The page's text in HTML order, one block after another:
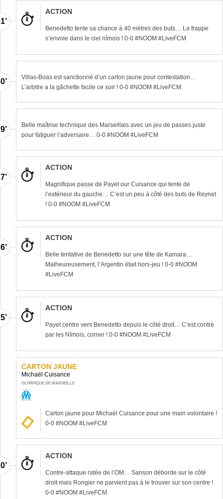
ACTION
Benedetto tente sa chance à 40 mètres des buts… La frappe
s’envole dans le ciel nîmois ! 0-0 #NOOM #LiveFCM
Villas-Boas est sanctionné d’un carton jaune pour contestation…
L’arbitre a la gâchette facile ce soir ! 0-0 #NOOM #LiveFCM
Belle maîtrise technique des Marseillais avec un jeu de passes juste
pour fatiguer l’adversaire… 0-0 #NOOM #LiveFCM
ACTION
Magnifique passe de Payet our Cuisance qui tente de
l’extérieur du gauche… C’est un peu à côté des buts de Reynet
! 0-0 #NOOM #LiveFCM
ACTION
Belle tentative de Benedetto sur une tête de Kamara…
Malheureusement, l’Argentin était hors-jeu ! 0-0 #NOOM
#LiveFCM
ACTION
Payet centre vers Benedetto depuis le côté droit… C’est contré
par les Nîmois, corner ! 0-0 #NOOM #LiveFCM
CARTON JAUNE
Michaël Cuisance
OLYMPIQUE DE MARSEILLE
Carton jaune pour Michaël Cuisance pour une main volontaire !
0-0 #NOOM #LiveFCM
ACTION
Contre-attaque ratée de l’OM… Sanson déborde sur le côté
droit mais Rongier ne parvient pas à le trouver sur son centre !
0-0 #NOOM #LiveFCM